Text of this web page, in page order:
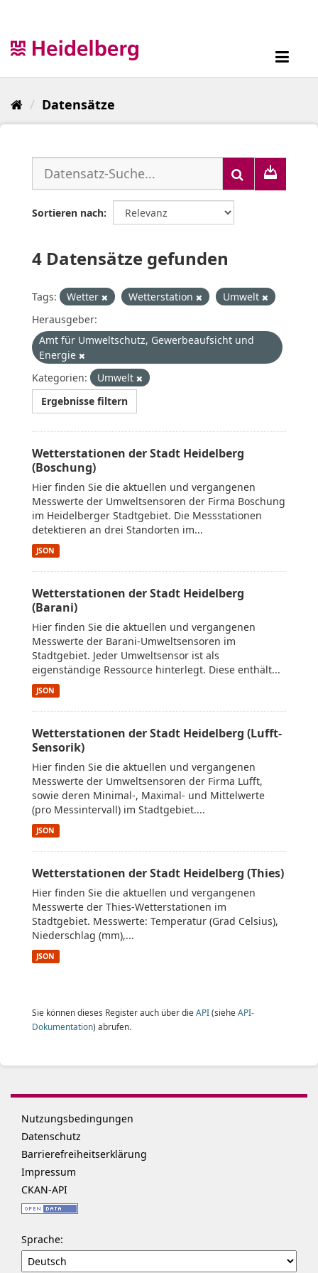
Datensätze
Sortieren nach
4 Datensätze gefunden
Tags: Wetter Wetterstation
Umwelt
Herausgeber:
Amt für Umweltschutz, Gewerbeaufsicht und
Energie
Kategorien:
Umwelt
Ergebnisse filtern
Wetterstationen der Stadt Heidelberg
(Boschung)
Hier finden Sie die aktuellen und vergangenen
Messwerte der Umweltsensoren der Firma Boschung
im Heidelberger Stadtgebiet. Die Messstationen
detektieren an drei Standorten im...
JSON
Wetterstationen der Stadt Heidelberg
(Barani)
Hier finden Sie die aktuellen und vergangenen
Messwerte der Barani-Umweltsensoren im
Stadtgebiet. Jeder Umweltsensor ist als
eigenständige Ressource hinterlegt. Diese enthält...
JSON
Wetterstationen der Stadt Heidelberg (Lufft-
Sensorik)
Hier finden Sie die aktuellen und vergangenen
Messwerte der Umweltsensoren der Firma Lufft,
sowie deren Minimal-, Maximal- und Mittelwerte
(pro Messintervall) im Stadtgebiet....
JSON
Wetterstationen der Stadt Heidelberg (Thies)
Hier finden Sie die aktuellen und vergangenen
Messwerte der Thies-Wetterstationen im
Stadtgebiet. Messwerte: Temperatur (Grad Celsius),
Niederschlag (mm),...
JSON
Sie können dieses Register auch über die API(siehe API-
Dokumentation) abrufen.
Nutzungsbedingungen
Datenschutz
Barrierefreiheitserklärung
Impressum
CKAN-API
Sprache